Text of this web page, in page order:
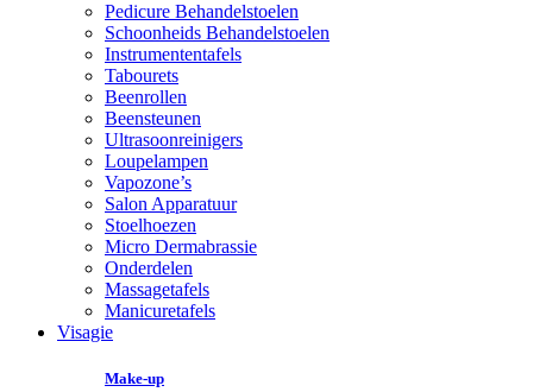
Pedicure Behandelstoelen
Schoonheids Behandelstoelen
Instrumententafels
Tabourets
Beenrollen
Beensteunen
Ultrasoonreinigers
Loupelampen
Vapozone’s
Salon Apparatuur
Stoelhoezen
Micro Dermabrassie
Onderdelen
Massagetafels
Manicuretafels
Visagie
Make-up